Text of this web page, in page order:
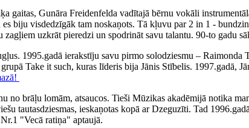
gaitas, Gunāra Freidenfelda vadītajā bērnu vokāli
biju visdedzīgāk tam noskaņots. Tā kļuvu par 2 in 1 -
uzkrāt pieredzi un spodrināt savu talantu. 90-to gadu
1995.gadā ierakstīju savu pirmo solodziesmu –
Take it such, kuras līderis bija Jānis Stībelis. 1997.gadā,
brāļu lomām, atsaucos. Tieši Mūzikas akadēmijā notika
tautasdziesmas, ieskaņotas kopā ar Dzeguzīti. Tad
"Vecā ratiņa" aptaujā.